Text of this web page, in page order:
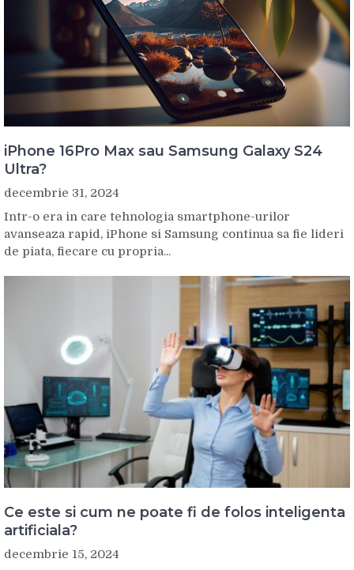
iPhone 16Pro Max sau Samsung Galaxy S24
Ultra?
decembrie 31, 2024
Intr-o era in care tehnologia smartphone-urilor
avanseaza rapid, iPhone si Samsung continua sa fie lideri
de piata, fiecare cu propria...
Ce este si cum ne poate fi de folos inteligenta
artificiala?
decembrie 15, 2024